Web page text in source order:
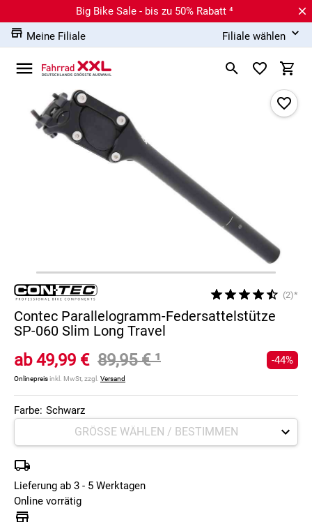
Big Bike Sale - bis zu 50% Rabatt ⁴
Meine Filiale
Filiale wählen
(2)*
Contec Parallelogramm-Federsattelstütze
SP-060 Slim Long Travel
ab49,99 € 89,95 €¹
Onlinepreisinkl. MwSt, zzgl. Versand
-44%
Farbe: Schwarz
Lieferung ab 3 - 5 Werktagen
Online vorrätig